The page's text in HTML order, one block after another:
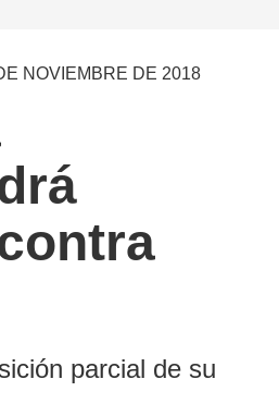
NOVIEMBRE DE 2018
parcial de su